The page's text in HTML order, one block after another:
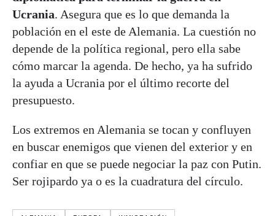
Ucrania. Asegura que es lo que demanda la
población en el este de Alemania. La cuestión no
depende de la política regional, pero ella sabe
cómo marcar la agenda. De hecho, ya ha sufrido
la ayuda a Ucrania por el último recorte del
presupuesto.
Los extremos en Alemania se tocan y confluyen
en buscar enemigos que vienen del exterior y en
confiar en que se puede negociar la paz con Putin.
Ser rojipardo ya o es la cuadratura del círculo.